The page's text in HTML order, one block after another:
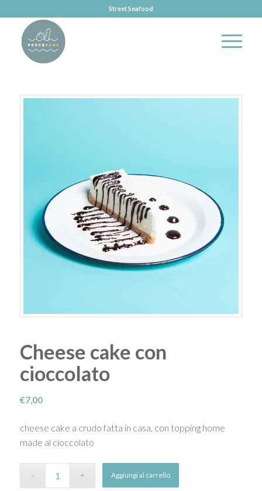
Street Seafood
Cheese cake con
cioccolato
€7,00
cheese cake a crudo fatta in casa, con topping home
made al cioccolato
Aggiungi al carrello